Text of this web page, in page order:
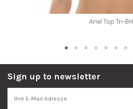
Ariel Top Tri-BH
Sign up to newsletter